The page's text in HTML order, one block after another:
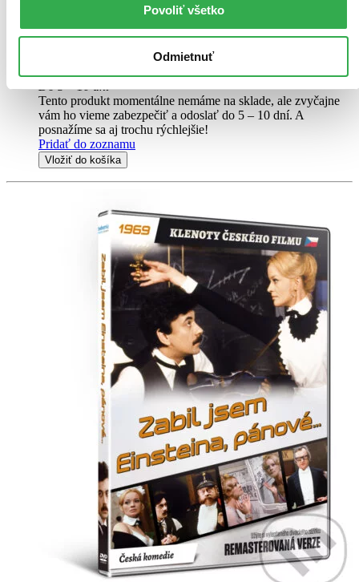
Povoliť všetko
Odmietnuť
časopisu, kde se marně snaží udat své verše. Jednoho dne však zjistí,
že jakmile otevře dveře...
Do 5 – 10 dní
Tento produkt momentálne nemáme na sklade, ale zvyčajne
vám ho vieme zabezpečiť a odoslať do 5 – 10 dní. A
posnažíme sa aj trochu rýchlejšie!
Pridať do zoznamu
Vložiť do košíka